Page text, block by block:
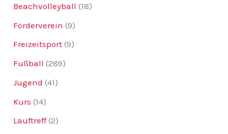
Beachvolleyball (18)
Förderverein (9)
Freizeitsport (9)
Fußball (289)
Jugend (41)
Kurs (14)
Lauftreff(2)